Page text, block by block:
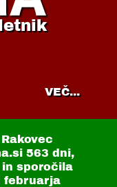
VEČ...
563 dni,
sporočila
februarja